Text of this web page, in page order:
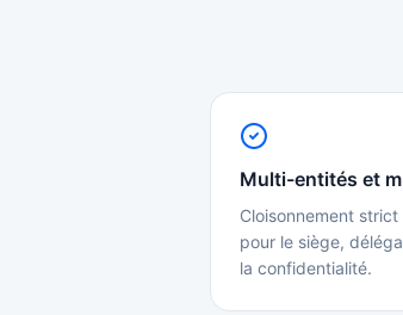
Multi-entités et
Cloisonnement
pour le siège,
la confidentialité.